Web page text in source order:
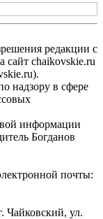
редакции с
сайт chaikovskie.ru
надзору в сфере
информации
Богданов
почты:
Чайковский, ул.